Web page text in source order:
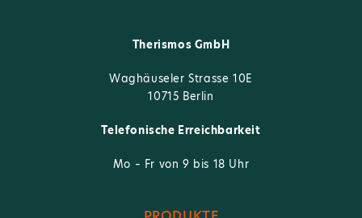
Therismos GmbH
Waghäuseler Strasse 10E
10715 Berlin
Telefonische Erreichbarkeit
Mo – Fr von 9 bis 18 Uhr